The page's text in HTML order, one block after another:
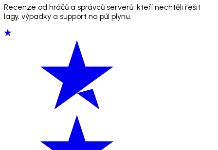
Recenze od hráčů a správců serverů, kteří nechtěli řešit
lagy, výpadky a support na půl plynu.